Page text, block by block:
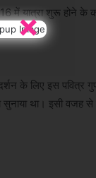
में यात्रा शुरू होने के
के लिए इस पवित्र
सुनाया था। इसी वजह से
×